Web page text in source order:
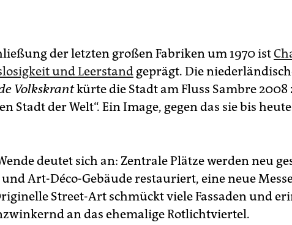
der letzten großen Fabriken um 1970 ist
und Leerstand geprägt. Die
Volkskrantkürte die Stadt am Fluss Sambre 2008
Stadt der Welt“. Ein Image, gegen das sie bis heute
deutet sich an: Zentrale Plätze werden neu
Art-Déco-Gebäude restauriert, eine neue
Street-Art schmückt viele Fassaden und
an das ehemalige Rotlichtviertel.